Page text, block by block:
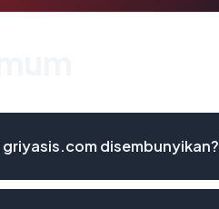
disembunyikan?